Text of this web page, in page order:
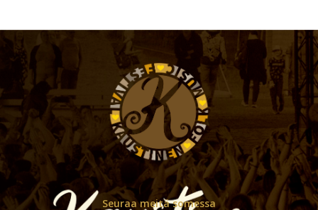
Seuraa meitä somessa